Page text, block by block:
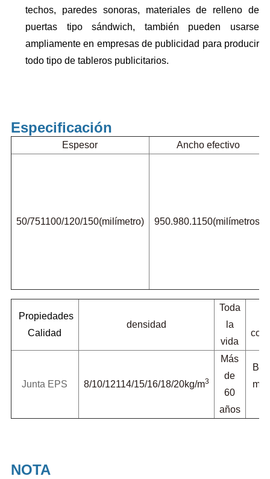
techos, paredes sonoras, materiales de relleno de
puertas tipo sándwich, también pueden usarse
ampliamente en empresas de publicidad para producir
todo tipo de tableros publicitarios.
Especificación
Espesor Ancho efectivo
50/751100/120/150(milímetro) 950.980.1150(milímetros)
Propiedades
Calidad
densidad
Toda
la
vida
Junta EPS 8/10/12114/15/16/18/20kg/m3
Más
de
60
años
NOTA